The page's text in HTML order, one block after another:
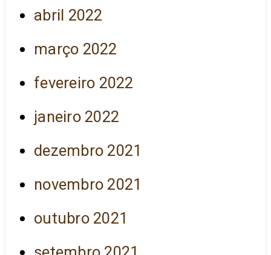
abril 2022
março 2022
fevereiro 2022
janeiro 2022
dezembro 2021
novembro 2021
outubro 2021